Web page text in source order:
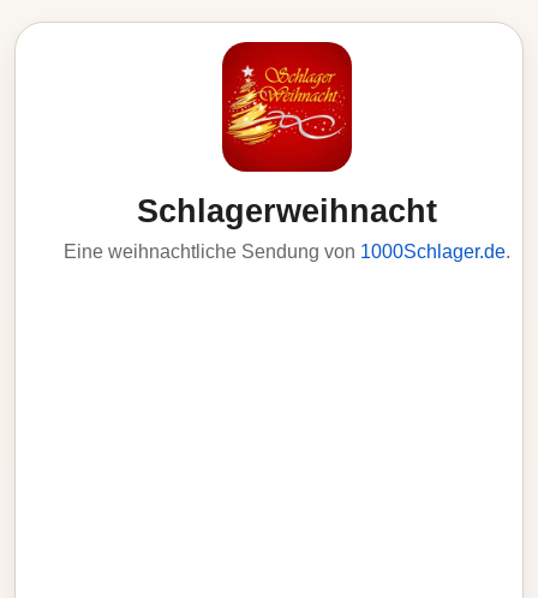
Schlagerweihnacht
Eine weihnachtliche Sendung von 1000Schlager.de.